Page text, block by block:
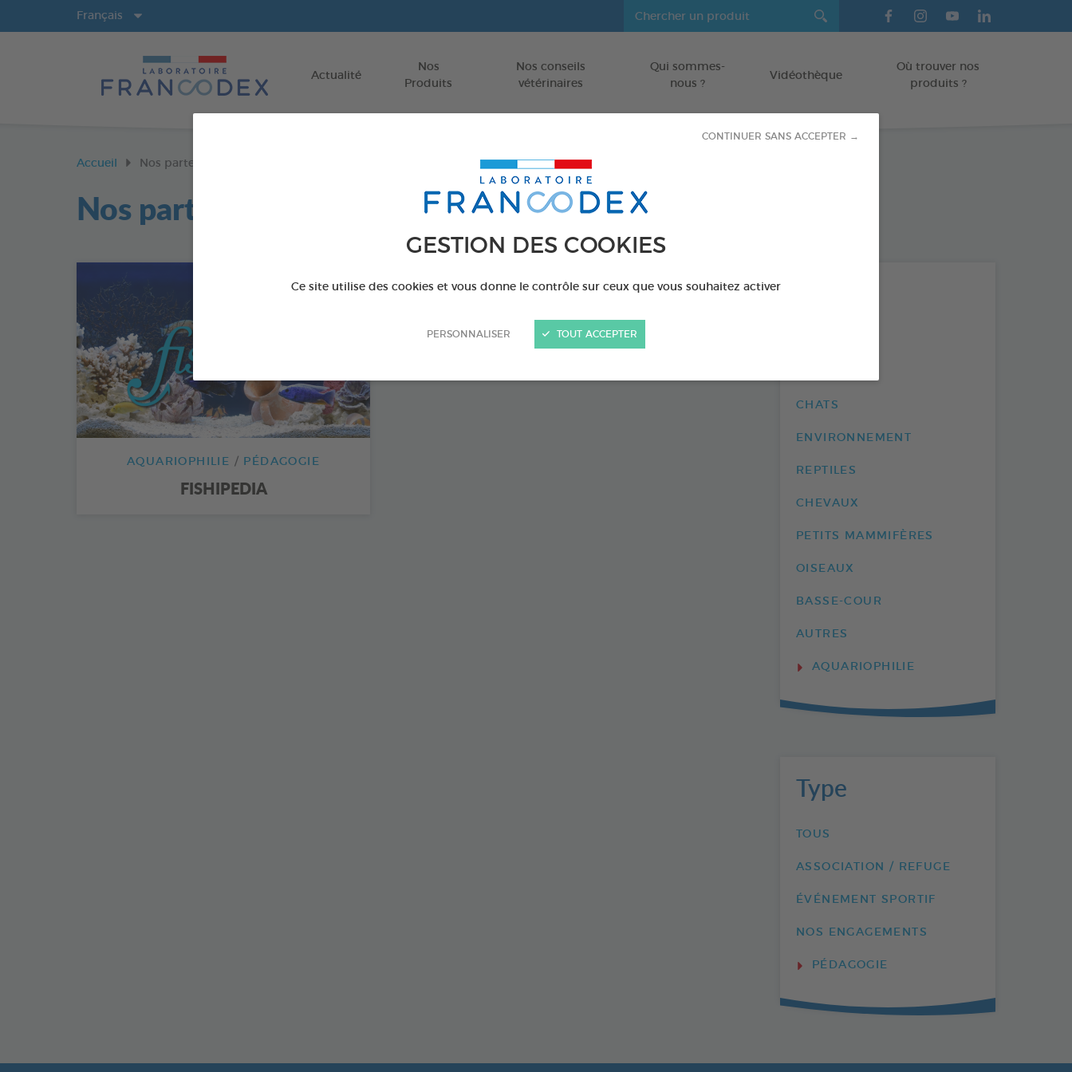
GESTION DES COOKIES
Ce site utilise des cookies et vous donne le contrôle sur ceux que vous souhaitez activer
PERSONNALISER
CONTINUER SANS ACCEPTER →
TOUT ACCEPTER
Aller au contenu
Actualité
Nos
Produits
Nos conseils
vétérinaires
Qui sommes-
nous ?
Vidéothèque
Où trouver nos
produits ?
Français
Accueil Nos partenaires
Nos partenaires
AQUARIOPHILIE PÉDAGOGIE
FISHIPEDIA
CHATS
ENVIRONNEMENT
REPTILES
CHEVAUX
PETITS MAMMIFÈRES
OISEAUX
BASSE-COUR
AUTRES
AQUARIOPHILIE
Type
TOUS
ASSOCIATION / REFUGE
ÉVÉNEMENT SPORTIF
NOS ENGAGEMENTS
PÉDAGOGIE